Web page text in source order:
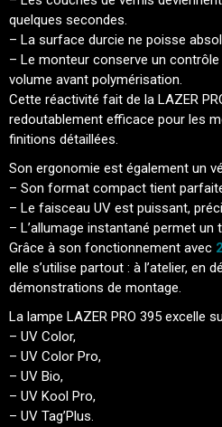
quelques secondes.
– La surface durcie ne poisse
– Le monteur conserve un
volume avant polymérisation.
Cette réactivité fait de la LAZER
redoutablement efficace pour les
finitions détaillées.
Son ergonomie est également un
– Son format compact tient
– Le faisceau UV est puissant,
– L’allumage instantané permet un
Grâce à son fonctionnement avec
elle s’utilise partout : à l’atelier, en
démonstrations de montage.
La lampe LAZER PRO 395 excelle
– UV Color,
– UV Color Pro,
– UV Bio,
– UV Kool Pro,
– UV Tag’Plus.